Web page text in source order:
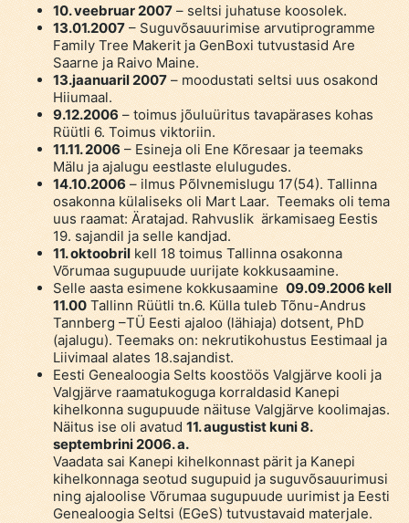
10. veebruar 2007– seltsi juhatuse koosolek.
13.01.2007– Suguvõsauurimise arvutiprogramme
Family Tree Makerit ja GenBoxi tutvustasid Are
Saarne ja Raivo Maine.
13.jaanuaril 2007– moodustati seltsi uus osakond
Hiiumaal.
9.12.2006– toimus jõuluüritus tavapärases kohas
Rüütli 6. Toimus viktoriin.
11.11. 2006– Esineja oli Ene Kõresaar ja teemaks
Mälu ja ajalugu eestlaste elulugudes.
14.10.2006– ilmus Põlvnemislugu 17(54). Tallinna
osakonna külaliseks oli Mart Laar. Teemaks oli tema
uus raamat: Äratajad. Rahvuslik ärkamisaeg Eestis
19. sajandil ja selle kandjad.
11. oktoobrilkell 18 toimus Tallinna osakonna
Võrumaa sugupuude uurijate kokkusaamine.
Selle aasta esimene kokkusaamine09.09.2006 kell
11.00Tallinn Rüütli tn.6. Külla tuleb Tõnu-Andrus
Tannberg –TÜ Eesti ajaloo (lähiaja) dotsent, PhD
(ajalugu). Teemaks on: nekrutikohustus Eestimaal ja
Liivimaal alates 18.sajandist.
Eesti Genealoogia Selts koostöös Valgjärve kooli ja
Valgjärve raamatukoguga korraldasid Kanepi
kihelkonna sugupuude näituse Valgjärve koolimajas.
Näitus ise oli avatud11. augustist kuni 8.
septembrini 2006. a.
Vaadata sai Kanepi kihelkonnast pärit ja Kanepi
kihelkonnaga seotud sugupuid ja suguvõsauurimusi
ning ajaloolise Võrumaa sugupuude uurimist ja Eesti
Genealoogia Seltsi (EGeS) tutvustavaid materjale.